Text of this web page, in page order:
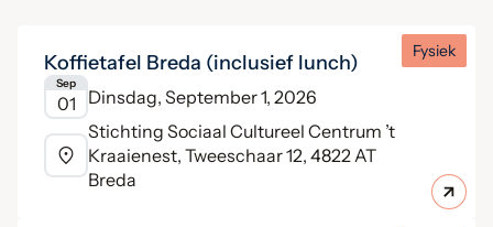
Koffietafel Breda (inclusief lunch)
Sep
01
Dinsdag, September 1, 2026
Stichting Sociaal Cultureel Centrum ’t
Kraaienest, Tweeschaar 12, 4822 AT
Breda
Fysiek